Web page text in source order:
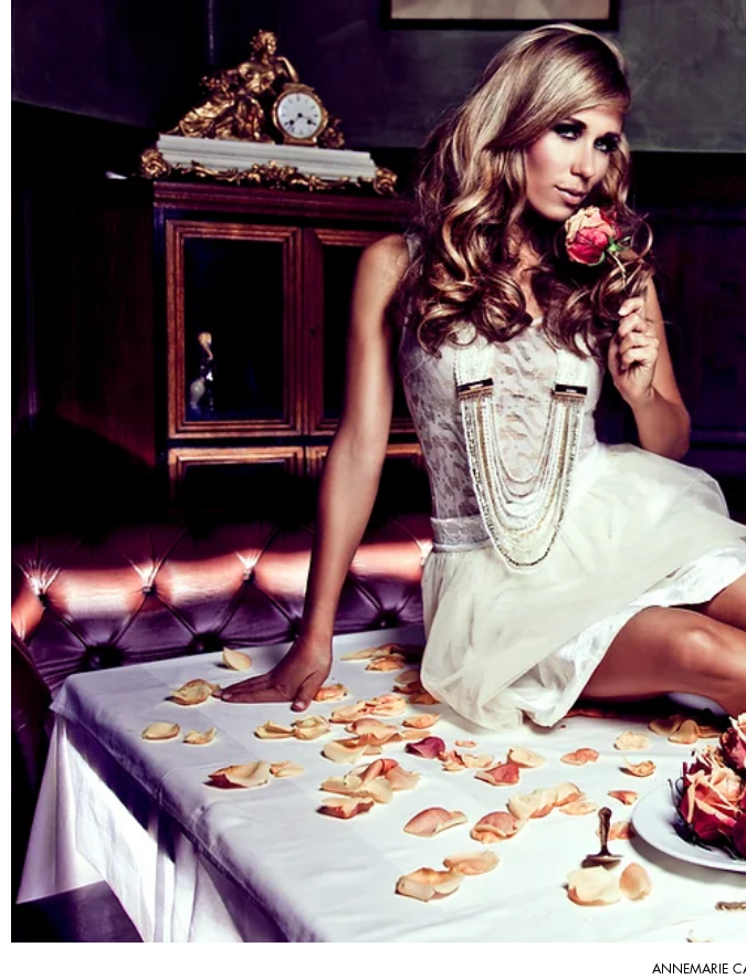
ANNEMARIE